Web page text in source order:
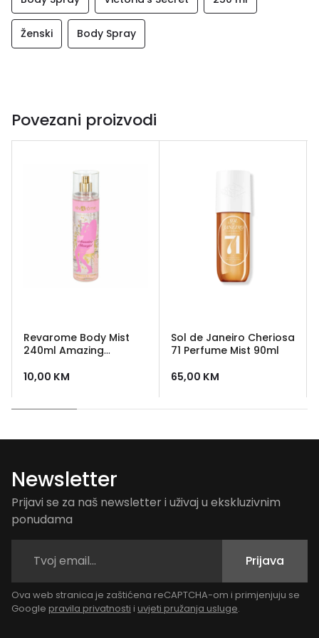
Ženski Body Spray
Povezani proizvodi
Revarome Body Mist
240ml Amazing
10,00 KM
Sol de Janeiro Cheriosa
71 Perfume Mist 90ml
65,00 KM
Newsletter
Prijavi se za naš newsletter i uživaj u ekskluzivnim
ponudama
Prijava
Ova web stranica je zaštićena reCAPTCHA-om i primjenjuju se
Google pravila privatnosti i uvjeti pružanja usluge.